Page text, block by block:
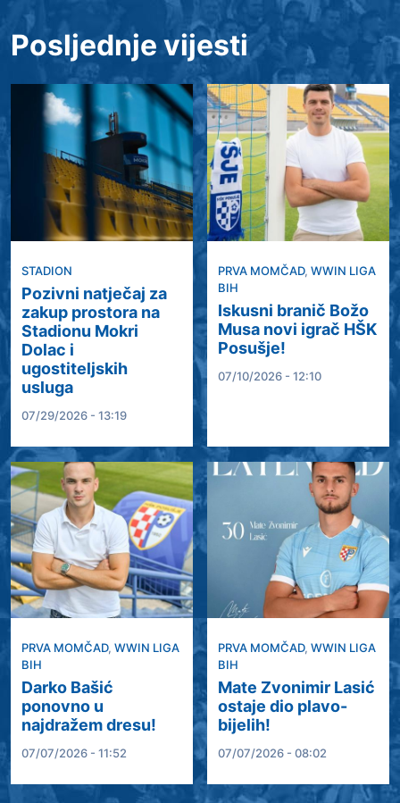
Posljednje vijesti
STADION
Pozivni natječaj za
zakup prostora na
Stadionu Mokri
Dolac i
ugostiteljskih
usluga
07/29/2026 - 13:19
PRVA MOMČAD,WWIN LIGA
BIH
Iskusni branič Božo
Musa novi igrač HŠK
Posušje!
07/10/2026 - 12:10
PRVA MOMČAD, WWIN LIGA
BIH
Darko Bašić
ponovno u
najdražem dresu!
07/07/2026 - 11:52
PRVA MOMČAD,WWIN LIGA
BIH
Mate Zvonimir Lasić
ostaje dio plavo-
bijelih!
07/07/2026 - 08:02